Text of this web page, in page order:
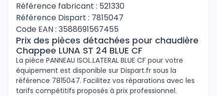
Référence fabricant : 521330
Référence Dispart : 7815047
Code EAN : 3588691567455
Prix des pièces détachées pour chaudière
Chappee LUNA ST 24 BLUE CF
La pièce PANNEAU ISOL.LATERAL BLUE CF pour votre
équipement est disponible sur Dispart.fr sous la
référence 7815047. Facilitez vos réparations avec les
tarifs compétitifs proposés à prix professionnel.